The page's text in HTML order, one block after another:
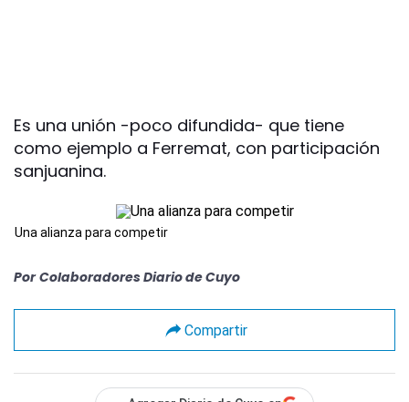
Es una unión -poco difundida- que tiene
como ejemplo a Ferremat, con participación
sanjuanina.
Una alianza para competir
Por Colaboradores Diario de Cuyo
Compartir